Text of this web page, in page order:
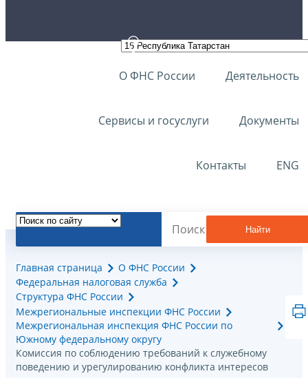
О ФНС России Деятельность
Сервисы и госуслуги Документы
Контакты ENG
Найти
Главная страница
О ФНС России
Федеральная налоговая служба
Структура ФНС России
Межрегиональные инспекции ФНС России
Межрегиональная инспекция ФНС России по
Южному федеральному округу
Комиссия по соблюдению требований к служебному
поведению и урегулированию конфликта интересов